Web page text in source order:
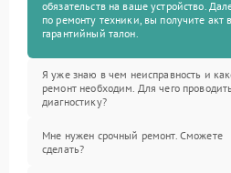
обязательств на ваше устройство.
по ремонту техники, вы получите акт
гарантийный талон.
Я уже знаю в чем неисправность и
ремонт необходим. Для чего проводить
диагностику?
Мне нужен срочный ремонт. Сможете
сделать?